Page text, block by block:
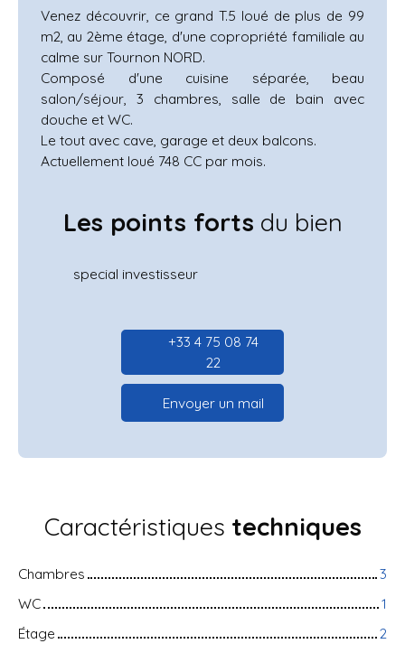
Venez découvrir, ce grand T.5 loué de plus de 99
m2, au 2ème étage, d'une copropriété familiale au
calme sur Tournon NORD.
Composé d'une cuisine séparée, beau
salon/séjour, 3 chambres, salle de bain avec
douche et WC.
Le tout avec cave, garage et deux balcons.
Actuellement loué 748 CC par mois.
Les points forts du bien
special investisseur
+33 4 75 08 74
22
Envoyer un mail
Caractéristiques techniques
Chambres
3
WC
1
Étage
2